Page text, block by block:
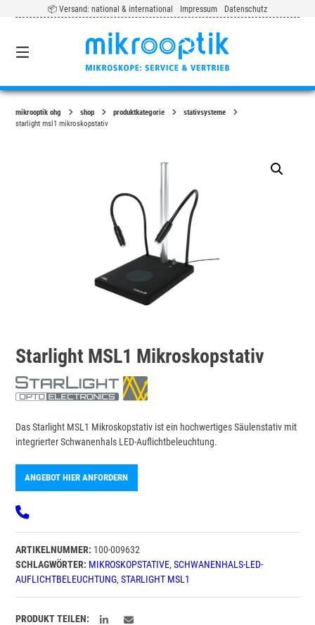
zum
📦 Versand: national & international Impressum Datenschutz
mikrooptik ohg shop produktkategorie
stativsysteme
starlight msl1 mikroskopstativ
Starlight MSL1 Mikroskopstativ
Das Starlight MSL1 Mikroskopstativ ist ein hochwertiges Säulenstativ mit
integrierter Schwanenhals LED-Auflichtbeleuchtung.
ANGEBOT HIER ANFORDERN
ARTIKELNUMMER: 100-009632
SCHLAGWÖRTER: MIKROSKOPSTATIVE,SCHWANENHALS-LED-
AUFLICHTBELEUCHTUNG,STARLIGHT MSL1
PRODUKT TEILEN: